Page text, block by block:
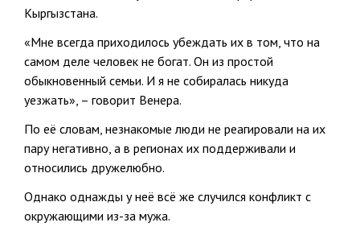
Кыргызстана.
«Мне всегда приходилось убеждать их в том, что на
самом деле человек не богат. Он из простой
обыкновенный семьи. И я не собиралась никуда
уезжать», – говорит Венера.
По её словам, незнакомые люди не реагировали на их
пару негативно, а в регионах их поддерживали и
относились дружелюбно.
Однако однажды у неё всё же случился конфликт с
окружающими из-за мужа.